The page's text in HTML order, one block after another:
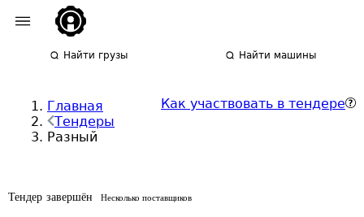
Найти грузы Найти машины
Главная
Тендеры
Разный
Как участвовать в тендере
Тендер завершён Несколько поставщиков